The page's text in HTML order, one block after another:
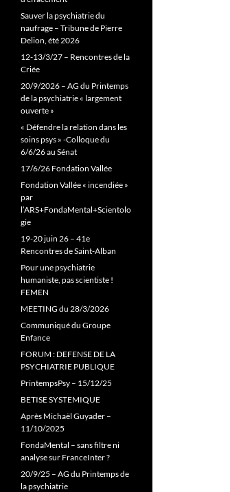
Sauver la psychiatrie du
naufrage – Tribune de Pierre
Delion, été 2026
12-13/3/27 – Rencontres de la
Criée
20/9/2026 – AG du Printemps
de la psychiatrie « largement
ouverte »
« Défendre la relation dans les
soins psys » -Colloque du
6/6/26 au Sénat
17/6/26 Fondation Vallée
Fondation Vallée « incendiée »
par
l’ARS+FondaMental+Scientolo
gie
19-20 juin 26 – 41e
Rencontres de Saint-Alban
Pour une psychiatrie
humaniste, pas scientiste !
FEMEN
MEETING du 28/3/2026
Communiqué du Groupe
Enfance
FORUM : DEFENSE DE LA
PSYCHIATRIE PUBLIQUE
PrintempsPsy – 15/12/25
BETISE SYSTEMIQUE
Après Michaël Guyader –
11/10/2025
FondaMental – sans filtre ni
analyse sur FranceInter ?
20/9/25 – AG du Printemps de
la psychiatrie